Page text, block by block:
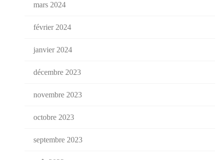
mars 2024
février 2024
janvier 2024
décembre 2023
novembre 2023
octobre 2023
septembre 2023